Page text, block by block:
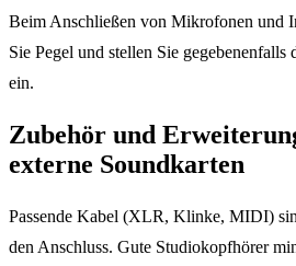
Beim Anschließen von Mikrofonen und
Sie Pegel und stellen Sie gegebenenfalls
ein.
Zubehör und
externe Soundkarten
Passende Kabel (XLR, Klinke, MIDI)
den Anschluss. Gute Studiokopfhörer